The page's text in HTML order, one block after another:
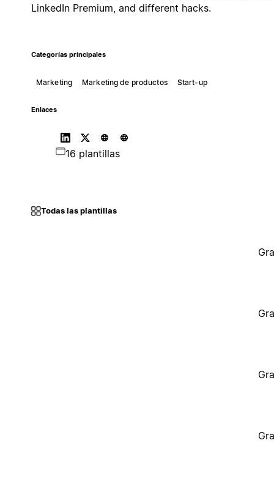
LinkedIn Premium, and different hacks.
Categorías principales
Marketing Marketing de productos Start-up
Enlaces
16 plantillas
Todas las plantillas